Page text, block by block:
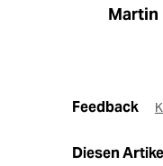
Martin
Feedback
Diesen